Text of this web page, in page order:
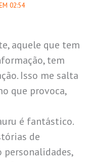
02:54
aquele que tem
tem
Isso me salta
que provoca,
é fantástico.
de
personalidades,